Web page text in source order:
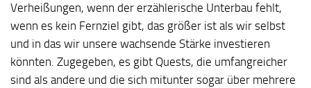
Verheißungen, wenn der erzählerische Unterbau fehlt,
wenn es kein Fernziel gibt, das größer ist als wir selbst
und in das wir unsere wachsende Stärke investieren
könnten. Zugegeben, es gibt Quests, die umfangreicher
sind als andere und die sich mitunter sogar über mehrere